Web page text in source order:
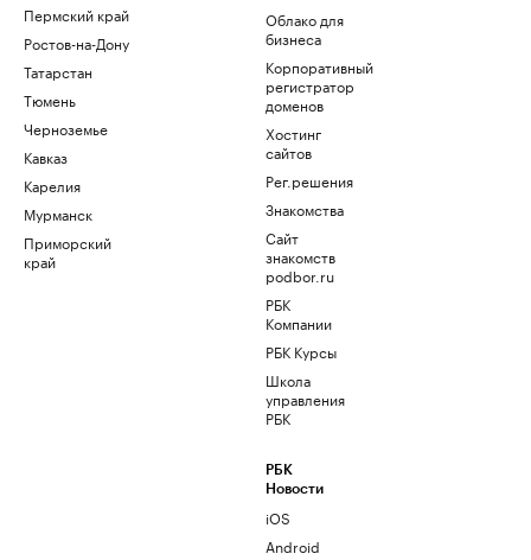
Пермский край
Ростов-на-Дону
Татарстан
Тюмень
Черноземье
Кавказ
Карелия
Мурманск
Приморский
край
Облако для
бизнеса
Корпоративный
регистратор
доменов
Хостинг
сайтов
Рег.решения
Знакомства
Сайт
знакомств
podbor.ru
РБК
Компании
РБК Курсы
Школа
управления
РБК
РБК
Новости
iOS
Android